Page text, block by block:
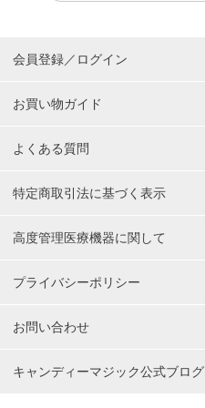
会員登録／ログイン
お買い物ガイド
よくある質問
特定商取引法に基づく表示
高度管理医療機器に関して
プライバシーポリシー
お問い合わせ
キャンディーマジック公式ブログ